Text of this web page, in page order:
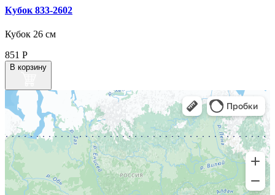
Кубок 833‑2602
Кубок 26 см
851 Р
В корзину